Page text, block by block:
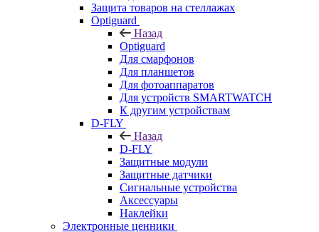
Защита товаров на стеллажах
Optiguard
Назад
Optiguard
Для смарфонов
Для планшетов
Для фотоаппаратов
Для устройств SMARTWATCH
К другим устройствам
D-FLY
Назад
D-FLY
Защитные модули
Защитные датчики
Сигнальные устройства
Аксессуары
Наклейки
Электронные ценники